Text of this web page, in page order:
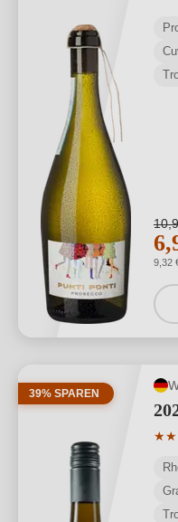
9,32
39% SPAREN
★★